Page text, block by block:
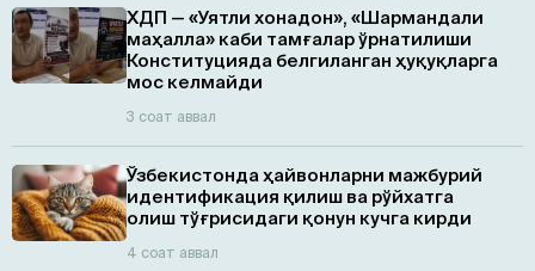
ХДП — «Уятли хонадон», «Шармандали
маҳалла» каби тамғалар ўрнатилиши
Конституцияда белгиланган ҳуқуқларга
мос келмайди
3 соат аввал
Ўзбекистонда ҳайвонларни мажбурий
идентификация қилиш ва рўйхатга
олиш тўғрисидаги қонун кучга кирди
4 соат аввал